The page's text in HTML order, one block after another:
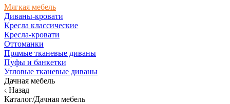
Мягкая мебель
Диваны-кровати
Кресла классические
Кресла-кровати
Оттоманки
Прямые тканевые диваны
Пуфы и банкетки
Угловые тканевые диваны
Дачная мебель
Назад
Каталог/Дачная мебель